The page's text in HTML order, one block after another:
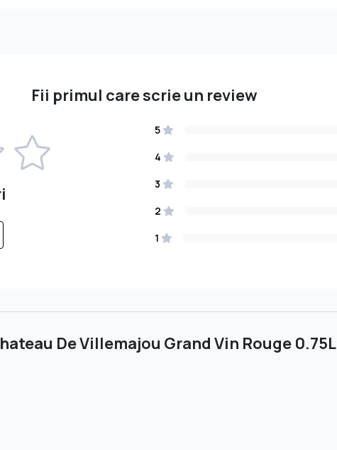
Fii primul care scrie un review
5
4
3
2
1
De Villemajou Grand Vin Rouge 0.75L